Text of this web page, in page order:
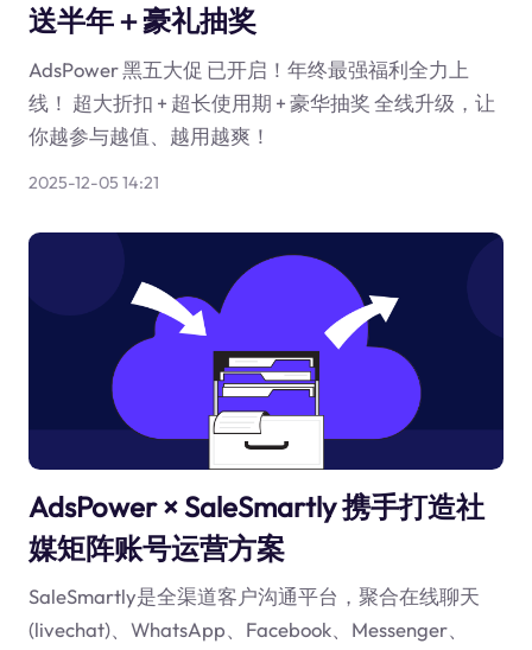
送半年＋豪礼抽奖
AdsPower 黑五大促 已开启！年终最强福利全力上
线！ 超大折扣 + 超长使用期 + 豪华抽奖 全线升级，让
你越参与越值、越用越爽！
2025-12-05 14:21
AdsPower × SaleSmartly 携手打造社
媒矩阵账号运营方案
SaleSmartly是全渠道客户沟通平台，聚合在线聊天
(livechat)、WhatsApp、Facebook、Messenger、